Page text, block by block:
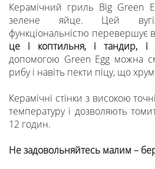
Керамічний гриль Big Green
зелене яйце. Цей
функціональністю перевершує
це і коптильня, і тандир, і
допомогою Green Egg можна
рибу і навіть пекти піцу, що
Керамічні стінки з високою
температуру і дозволяють
12 годин.
Не задовольняйтесь малим –